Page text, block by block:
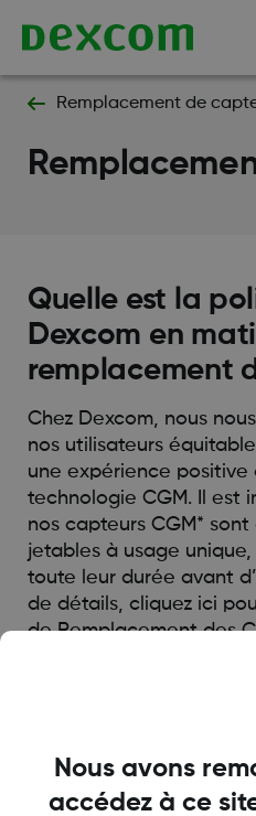
Remplacement de
Quelle est la
Dexcom en
remplacement
Chez Dexcom, nous
nos utilisateurs
une expérience positive
technologie CGM. Il est
nos capteurs CGM*
jetables à usage
toute leur durée avant
de détails, cliquez ici
de Remplacement des
Was this article helpful?
Nous avons
accédez à ce